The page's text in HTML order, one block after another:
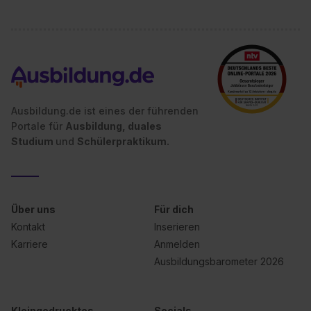
Einzelfall bei dem jeweiligen Inhalt erteilen. Willst du nur
bestimmte Verwendungszwecke zulassen, triff deine
Auswahl über die Checkboxen und klick auf „Auswahl
erlauben“. Die Einwilligung zur Platzierung von Cookies
der Kategorien „Präferenzen“, „Statistiken“ und „Social
Media und Marketing“ umfasst hierbei die Einwilligung
zur Übermittlung deiner Daten in die USA (Art. 49 Abs. 1
Datenschutzerklärung unter dem Punkt „Datenschutz-
Einstellungen“ widerrufen. Weitere Informationen zu den
einzelnen Cookies findest du durch Klick auf „Details
Ausbildung.de ist eines der führenden
Portale für Ausbildung, duales
Studium und Schülerpraktikum.
Über uns
Kontakt
Karriere
Für dich
Inserieren
Anmelden
Ausbildungsbarometer 2026